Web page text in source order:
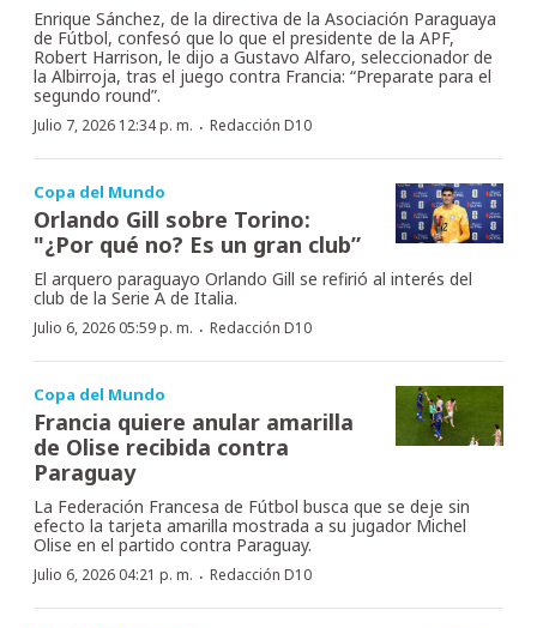
Enrique Sánchez, de la directiva de la Asociación Paraguaya
de Fútbol, confesó que lo que el presidente de la APF,
Robert Harrison, le dijo a Gustavo Alfaro, seleccionador de
la Albirroja, tras el juego contra Francia: “Preparate para el
segundo round”.
Julio 7, 2026 12:34 p. m. · Redacción D10
Copa del Mundo
Orlando Gill sobre Torino:
"¿Por qué no? Es un gran club”
El arquero paraguayo Orlando Gill se refirió al interés del
club de la Serie A de Italia.
Julio 6, 2026 05:59 p. m. · Redacción D10
Copa del Mundo
Francia quiere anular amarilla
de Olise recibida contra
Paraguay
La Federación Francesa de Fútbol busca que se deje sin
efecto la tarjeta amarilla mostrada a su jugador Michel
Olise en el partido contra Paraguay.
Julio 6, 2026 04:21 p. m. · Redacción D10